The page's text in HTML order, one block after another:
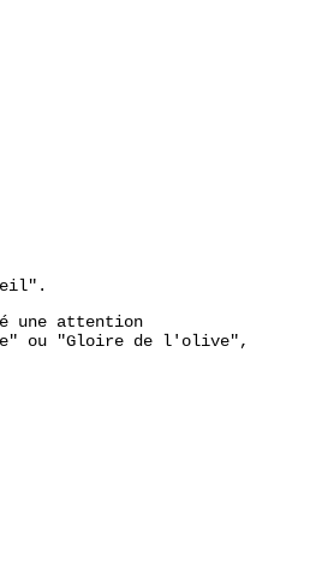
une attention
ou "Gloire de l'olive",